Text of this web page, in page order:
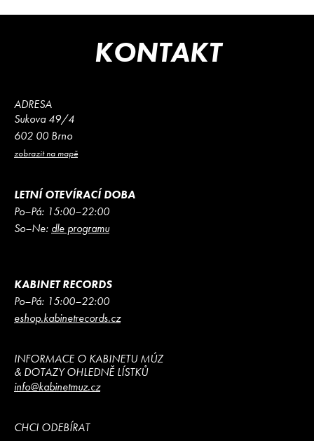
KONTAKT
ADRESA
Sukova 49/4
602 00 Brno
zobrazit na mapě
LETNÍ OTEVÍRACÍ DOBA
Po–Pá: 15:00–22:00
So–Ne: dle programu
KABINET RECORDS
Po–Pá: 15:00–22:00
eshop.kabinetrecords.cz
INFORMACE O KABINETU MÚZ
& DOTAZY OHLEDNĚ LÍSTKŮ
info@kabinetmuz.cz
CHCI ODEBÍRAT